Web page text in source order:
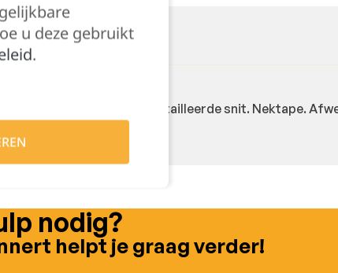
informatie
katoen. Getailleerde snit. Nektape.
nodig?
helpt je graag verder!
u deze gebruikt
.